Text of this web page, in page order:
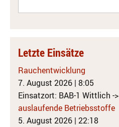
Letzte Einsätze
Rauchentwicklung
7. August 2026 | 8:05
Einsatzort: BAB-1 Wittlich -
auslaufende Betriebsstoffe
5. August 2026 | 22:18